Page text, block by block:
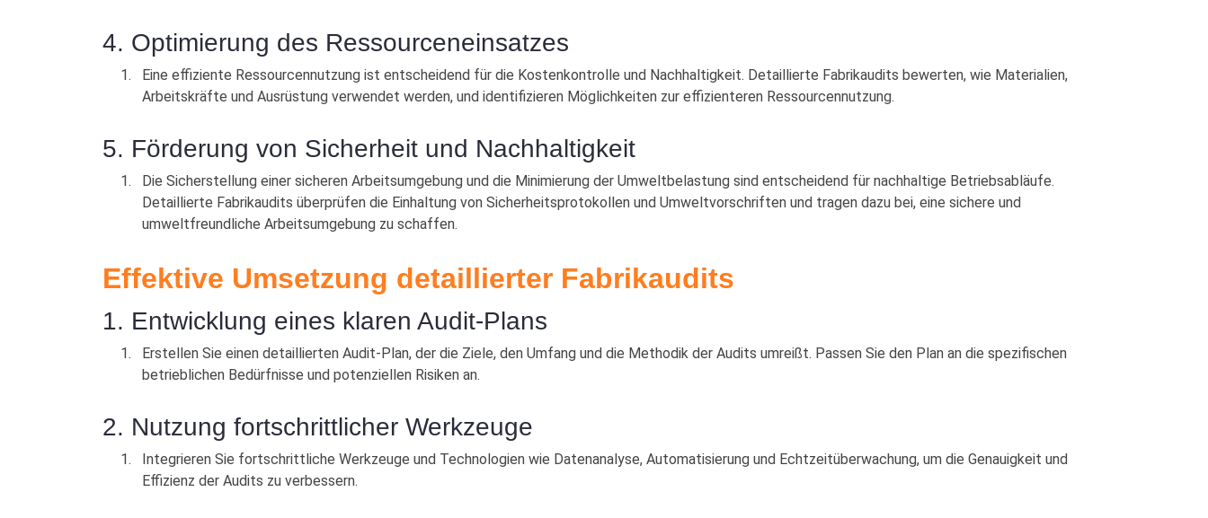
4. Optimierung des Ressourceneinsatzes
Eine effiziente Ressourcennutzung ist entscheidend für die Kostenkontrolle und Nachhaltigkeit. Detaillierte Fabrikaudits bewerten, wie Materialien,
Arbeitskräfte und Ausrüstung verwendet werden, und identifizieren Möglichkeiten zur effizienteren Ressourcennutzung.
5. Förderung von Sicherheit und Nachhaltigkeit
Die Sicherstellung einer sicheren Arbeitsumgebung und die Minimierung der Umweltbelastung sind entscheidend für nachhaltige Betriebsabläufe.
Detaillierte Fabrikaudits überprüfen die Einhaltung von Sicherheitsprotokollen und Umweltvorschriften und tragen dazu bei, eine sichere und
umweltfreundliche Arbeitsumgebung zu schaffen.
Effektive Umsetzung detaillierter Fabrikaudits
1. Entwicklung eines klaren Audit-Plans
Erstellen Sie einen detaillierten Audit-Plan, der die Ziele, den Umfang und die Methodik der Audits umreißt. Passen Sie den Plan an die spezifischen
betrieblichen Bedürfnisse und potenziellen Risiken an.
2. Nutzung fortschrittlicher Werkzeuge
Integrieren Sie fortschrittliche Werkzeuge und Technologien wie Datenanalyse, Automatisierung und Echtzeitüberwachung, um die Genauigkeit und
Effizienz der Audits zu verbessern.